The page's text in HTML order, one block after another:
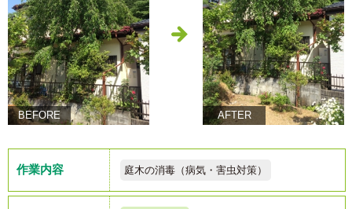
BEFORE AFTER
作業内容 庭木の消毒（病気・害虫対策）